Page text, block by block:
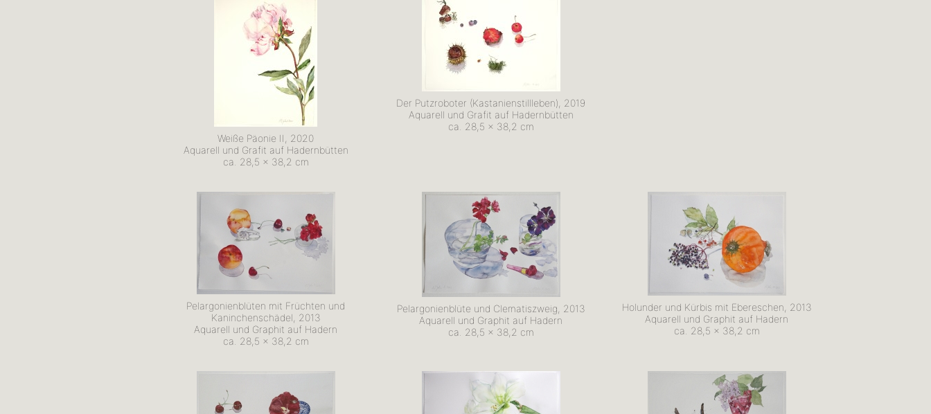
Weiße Päonie II, 2020
Aquarell und Grafit auf Hadernbütten
ca. 28,5 x 38,2 cm
Der Putzroboter (Kastanienstillleben), 2019
Aquarell und Grafit auf Hadernbütten
ca. 28,5 x 38,2 cm
Pelargonienblüten mit Früchten und
Kaninchenschädel, 2013
Aquarell und Graphit auf Hadern
ca. 28,5 x 38,2 cm
Pelargonienblüte und Clematiszweig, 2013
Aquarell und Graphit auf Hadern
ca. 28,5 x 38,2 cm
Holunder und Kürbis mit Ebereschen, 2013
Aquarell und Graphit auf Hadern
ca. 28,5 x 38,2 cm